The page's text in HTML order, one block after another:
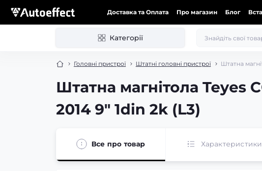
Доставка та Оплата Про магазин Блог
Категорії
Головні пристрої Штатні головні пристрої Штатна
Штатна магнітола Teyes
2014 9" 1din 2k (L3)
Все про товар Характеристики